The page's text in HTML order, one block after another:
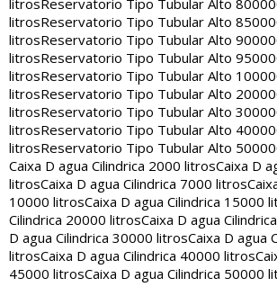
litrosReservatorio Tipo Tubular Alto
litrosReservatorio Tipo Tubular Alto
litrosReservatorio Tipo Tubular Alto
litrosReservatorio Tipo Tubular Alto
litrosReservatorio Tipo Tubular Alto
litrosReservatorio Tipo Tubular Alto
litrosReservatorio Tipo Tubular Alto
litrosReservatorio Tipo Tubular Alto
litrosReservatorio Tipo Tubular Alto
Caixa D agua Cilindrica 2000 litrosCaixa D
litrosCaixa D agua Cilindrica 7000 litros
10000 litrosCaixa D agua Cilindrica 15000
Cilindrica 20000 litrosCaixa D agua
D agua Cilindrica 30000 litrosCaixa D agua
litrosCaixa D agua Cilindrica 40000 litros
45000 litrosCaixa D agua Cilindrica 50000